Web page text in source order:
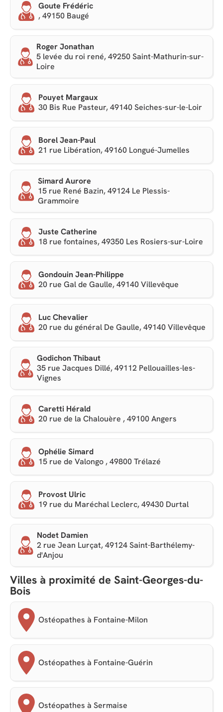
Goute Frédéric
, 49150 Baugé
Roger Jonathan
5 levée du roi rené, 49250 Saint-Mathurin-sur-
Loire
Pouyet Margaux
30 Bis Rue Pasteur, 49140 Seiches-sur-le-Loir
Borel Jean-Paul
21 rue Libération, 49160 Longué-Jumelles
Simard Aurore
15 rue René Bazin, 49124 Le Plessis-
Grammoire
Juste Catherine
18 rue fontaines, 49350 Les Rosiers-sur-Loire
Gondouin Jean-Philippe
20 rue Gal de Gaulle, 49140 Villevêque
Luc Chevalier
20 rue du général De Gaulle, 49140 Villevêque
Godichon Thibaut
35 rue Jacques Dillé, 49112 Pellouailles-les-
Vignes
Caretti Hérald
20 rue de la Chalouère , 49100 Angers
Ophélie Simard
15 rue de Valongo , 49800 Trélazé
Provost Ulric
19 rue du Maréchal Leclerc, 49430 Durtal
Nodet Damien
2 rue Jean Lurçat, 49124 Saint-Barthélemy-
d'Anjou
Villes à proximité de Saint-Georges-du-
Bois
Ostéopathes à Fontaine-Milon
Ostéopathes à Fontaine-Guérin
Ostéopathes à Sermaise